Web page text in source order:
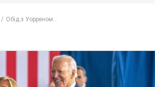
Обід з Уорреном...